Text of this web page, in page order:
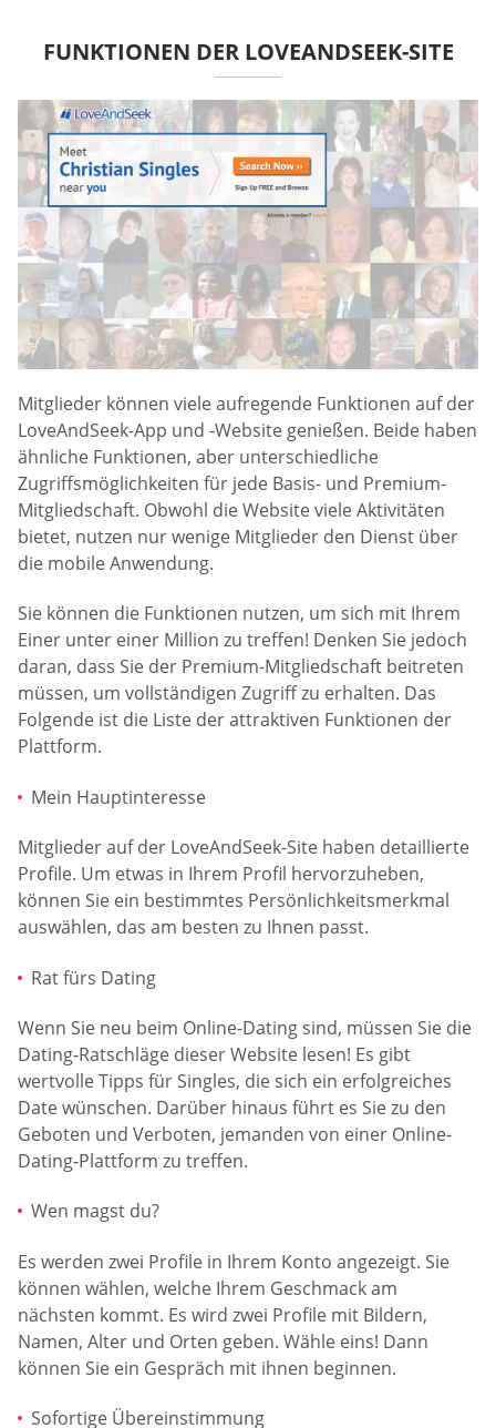
FUNKTIONEN DER LOVEANDSEEK-SITE
Mitglieder können viele aufregende Funktionen auf der
LoveAndSeek-App und -Website genießen. Beide haben
ähnliche Funktionen, aber unterschiedliche
Zugriffsmöglichkeiten für jede Basis- und Premium-
Mitgliedschaft. Obwohl die Website viele Aktivitäten
bietet, nutzen nur wenige Mitglieder den Dienst über
die mobile Anwendung.
Sie können die Funktionen nutzen, um sich mit Ihrem
Einer unter einer Million zu treffen! Denken Sie jedoch
daran, dass Sie der Premium-Mitgliedschaft beitreten
müssen, um vollständigen Zugriff zu erhalten. Das
Folgende ist die Liste der attraktiven Funktionen der
Plattform.
Mein Hauptinteresse
Mitglieder auf der LoveAndSeek-Site haben detaillierte
Profile. Um etwas in Ihrem Profil hervorzuheben,
können Sie ein bestimmtes Persönlichkeitsmerkmal
auswählen, das am besten zu Ihnen passt.
Rat fürs Dating
Wenn Sie neu beim Online-Dating sind, müssen Sie die
Dating-Ratschläge dieser Website lesen! Es gibt
wertvolle Tipps für Singles, die sich ein erfolgreiches
Date wünschen. Darüber hinaus führt es Sie zu den
Geboten und Verboten, jemanden von einer Online-
Dating-Plattform zu treffen.
Wen magst du?
Es werden zwei Profile in Ihrem Konto angezeigt. Sie
können wählen, welche Ihrem Geschmack am
nächsten kommt. Es wird zwei Profile mit Bildern,
Namen, Alter und Orten geben. Wähle eins! Dann
können Sie ein Gespräch mit ihnen beginnen.
Sofortige Übereinstimmung